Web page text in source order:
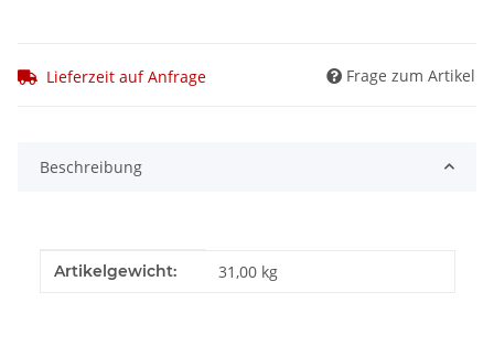
Lieferzeit auf Anfrage Frage zum Artikel
Beschreibung
Produkteigenschaft
Wert
Artikelgewicht: 31,00 kg